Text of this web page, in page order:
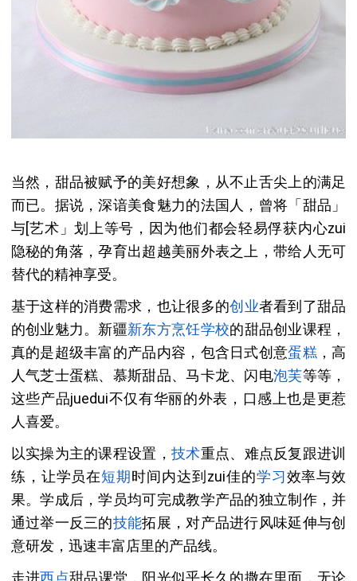
当然，甜品被赋予的美好想象，从不止舌尖上的满足
而已。据说，深谙美食魅力的法国人，曾将「甜品」
与[艺术」划上等号，因为他们都会轻易俘获内心zui
隐秘的角落，孕育出超越美丽外表之上，带给人无可
替代的精神享受。
基于这样的消费需求，也让很多的创业者看到了甜品
的创业魅力。新疆新东方烹饪学校的甜品创业课程，
真的是超级丰富的产品内容，包含日式创意蛋糕 ，高
人气芝士蛋糕、慕斯甜品、马卡龙、闪电泡芙等等，
这些产品juedui不仅有华丽的外表，口感上也是更惹
人喜爱。
以实操为主的课程设置， 技术重点、难点反复跟进训
练，让学员在短期时间内达到zui佳的学习效率与效
果。学成后，学员均可完成教学产品的独立制作，并
通过举一反三的技能拓展，对产品进行风味延伸与创
意研发，迅速丰富店里的产品线。
走进西点甜品课堂，阳光似乎长久的撒在里面，无论